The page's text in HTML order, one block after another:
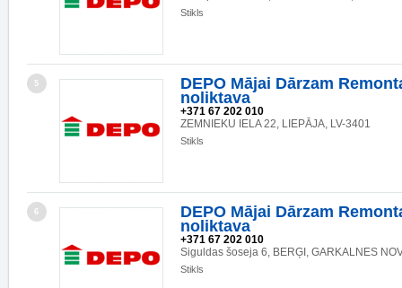
Stikls
5
DEPO Mājai Dārzam
noliktava
+371 67 202 010
ZEMNIEKU IELA 22, LIEPĀJA, LV-3401
Stikls
6
DEPO Mājai Dārzam
noliktava
+371 67 202 010
Siguldas šoseja 6, BERĢI, GARKALNES
Stikls